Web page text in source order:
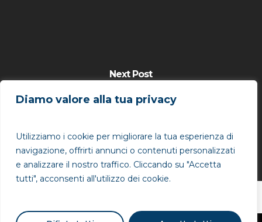
Diamo valore alla tua privacy
Utilizziamo i cookie per migliorare la tua esperienza di
navigazione, offrirti annunci o contenuti personalizzati
e analizzare il nostro traffico. Cliccando su "Accetta
tutti", acconsenti all'utilizzo dei cookie.
Next Post
TSW and Qwince @
2016